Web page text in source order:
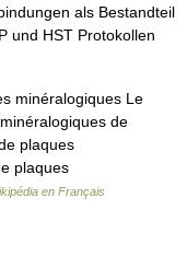
als Bestandteil
und HST Protokollen
minéralogiques Le
de
plaques
plaques
en Français